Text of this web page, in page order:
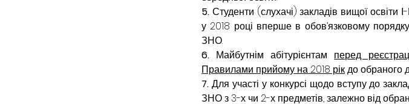
5. Студенти (слухачі) закладів вищої освіти
у 2018 році вперше в обов’язковому
ЗНО.
6. Майбутнім абітурієнтам перед
Правилами прийому на 2018 рік до обраного
7. Для участі у конкурсі щодо вступу до
ЗНО з 3-х чи 2-х предметів, залежно від